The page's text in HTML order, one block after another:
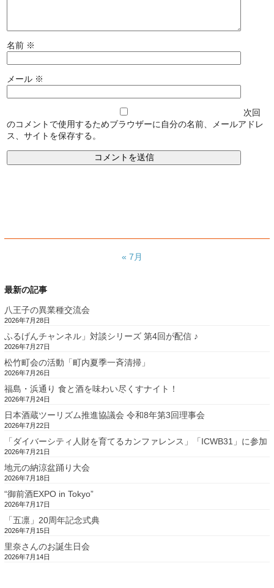
名前 ※
メール ※
次回
のコメントで使用するためブラウザーに自分の名前、メールアドレ
ス、サイトを保存する。
« 7月
最新の記事
八王子の異業種交流会
2026年7月28日
ふるげんチャンネル」対談シリーズ 第4回が配信 ♪
2026年7月27日
松竹町会の活動「町内夏季一斉清掃」
2026年7月26日
福島・浜通り 食と酒を味わい尽くすナイト！
2026年7月24日
日本酒蔵ツーリズム推進協議会 令和8年第3回理事会
2026年7月22日
「ダイバーシティ人財を育てるカンファレンス」「ICWB31」に参加
2026年7月21日
地元の納涼盆踊り大会
2026年7月18日
“御前酒EXPO in Tokyo”
2026年7月17日
「五凛」20周年記念式典
2026年7月15日
里奈さんのお誕生日会
2026年7月14日